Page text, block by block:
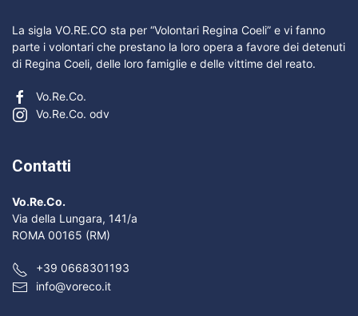
La sigla VO.RE.CO sta per “Volontari Regina Coeli” e vi fanno
parte i volontari che prestano la loro opera a favore dei detenuti
di Regina Coeli, delle loro famiglie e delle vittime del reato.
Vo.Re.Co.
Vo.Re.Co. odv
Contatti
Vo.Re.Co.
Via della Lungara, 141/a
ROMA 00165 (RM)
+39 0668301193
info@voreco.it